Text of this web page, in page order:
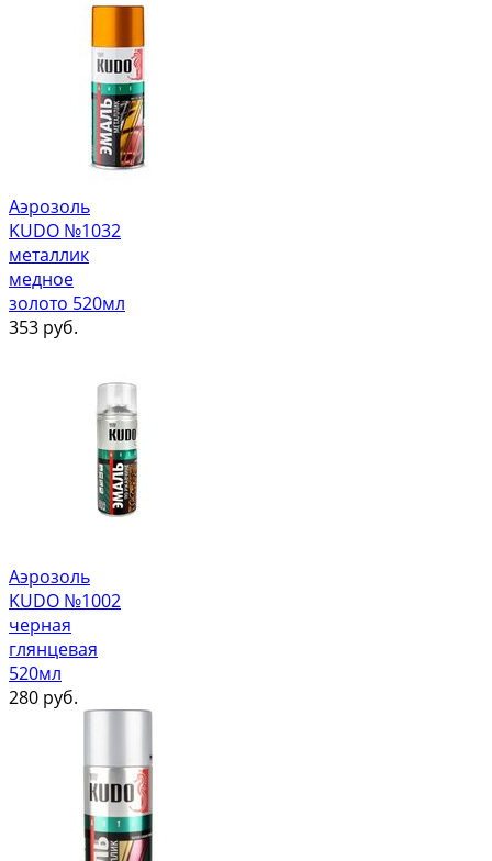
Аэрозоль
KUDO №1032
металлик
медное
золото 520мл
353 руб.
Аэрозоль
KUDO №1002
черная
глянцевая
520мл
280 руб.